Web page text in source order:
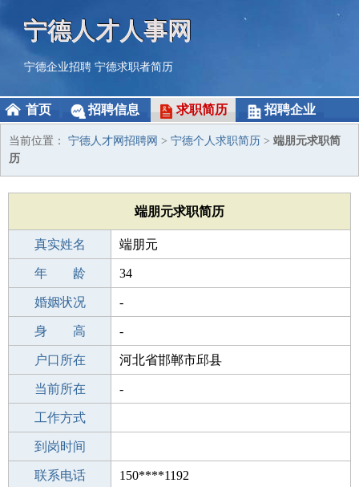
宁德人才人事网
宁德企业招聘 宁德求职者简历
首页 招聘信息 求职简历 招聘企业
当前位置： 宁德人才网招聘网 > 宁德个人求职简历 > 端朋元求职简
历
端朋元求职简历
真实姓名 端朋元
性 别 男
年 龄 34
出生年月 1992-01-21
婚姻状况 -
学 历 高中
身 高 -
毕业学校 重庆小河中学
户口所在 河北省邯郸市邱县
所学专业 -
当前所在 -
工作经验
工作方式
驾 照
到岗时间
期望月薪
联系电话 150****1192